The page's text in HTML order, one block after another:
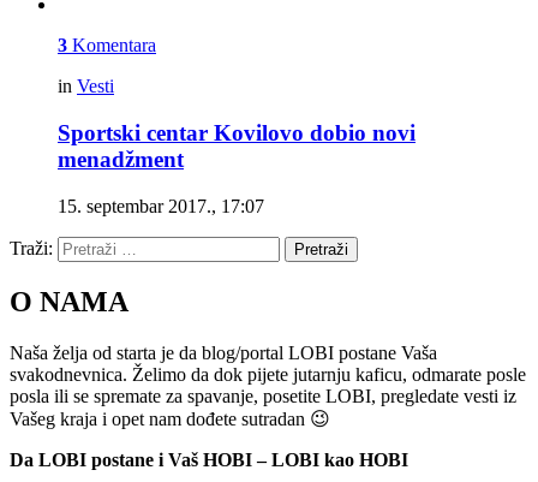
3 Komentara
in Vesti
Sportski centar Kovilovo dobio novi
menadžment
15. septembar 2017., 17:07
Traži: Pretraži
O NAMA
Naša želja od starta je da blog/portal LOBI postane Vaša
svakodnevnica. Želimo da dok pijete jutarnju kaficu, odmarate posle
posla ili se spremate za spavanje, posetite LOBI, pregledate vesti iz
Vašeg kraja i opet nam dođete sutradan 😉
Da LOBI postane i Vaš HOBI – LOBI kao HOBI